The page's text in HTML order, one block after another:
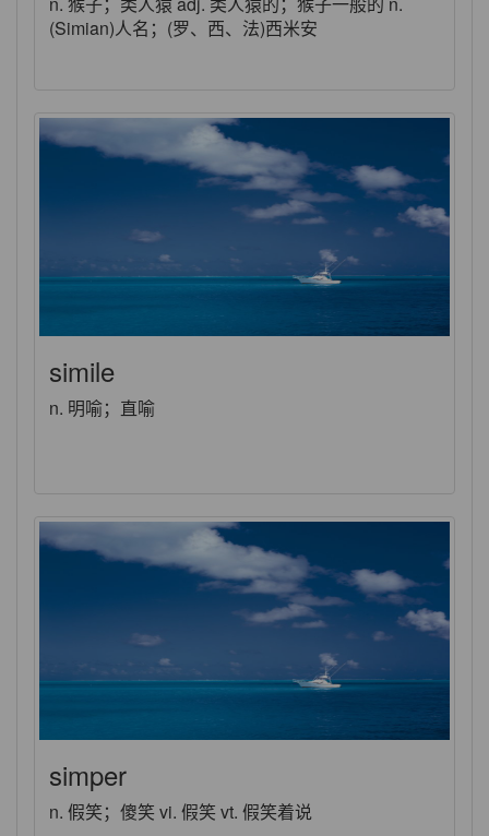
(Simian)人名；(罗、西、法)西米安
simile
n. 明喻；直喻
simper
n. 假笑；傻笑 vi. 假笑 vt. 假笑着说